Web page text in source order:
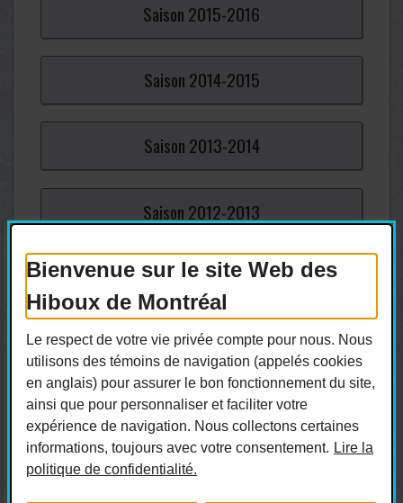
Bienvenue sur le site Web des
Hiboux de Montréal
Le respect de votre vie privée compte pour nous. Nous
utilisons des témoins de navigation (appelés cookies
en anglais) pour assurer le bon fonctionnement du site,
ainsi que pour personnaliser et faciliter votre
expérience de navigation. Nous collectons certaines
informations, toujours avec votre consentement. Lire la
politique de confidentialité.
Saison 2015-2016
Saison 2014-2015
Saison 2013-2014
Saison 2012-2013
Saison2011-2012
Saison2010-2011
Saison2009-2010